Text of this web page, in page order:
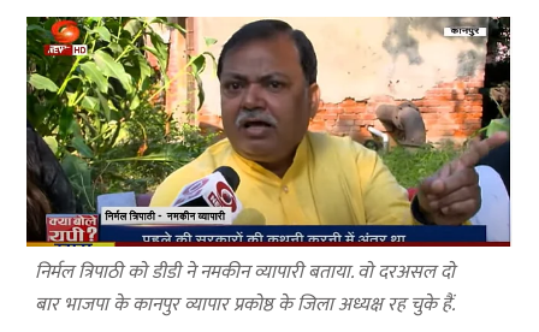
निर्मल त्रिपाठी को डीडी ने नमकीन व्यापारी बताया. वो दरअसल दो
बार भाजपा के कानपुर व्यापार प्रकोष्ठ के जिला अध्यक्ष रह चुके हैं.